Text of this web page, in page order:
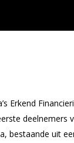
Erkend
bestaande uit